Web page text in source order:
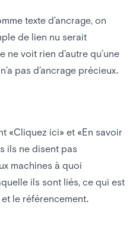
texte d’ancrage, on
de lien nu serait
voit rien d’autre qu’une
pas d’ancrage précieux.
«Cliquez ici» et «En savoir
ils ne disent pas
machines à quoi
ils sont liés, ce qui est
le référencement.